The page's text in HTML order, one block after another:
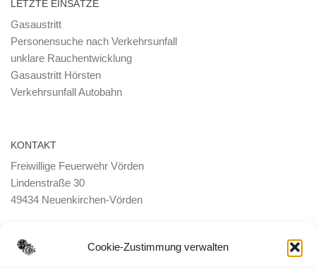
Cookie-Zustimmung verwalten
LETZTE EINSÄTZE
Gasaustritt
Personensuche nach Verkehrsunfall
unklare Rauchentwicklung
Gasaustritt Hörsten
Verkehrsunfall Autobahn
KONTAKT
Freiwillige Feuerwehr Vörden
Lindenstraße 30
49434 Neuenkirchen-Vörden